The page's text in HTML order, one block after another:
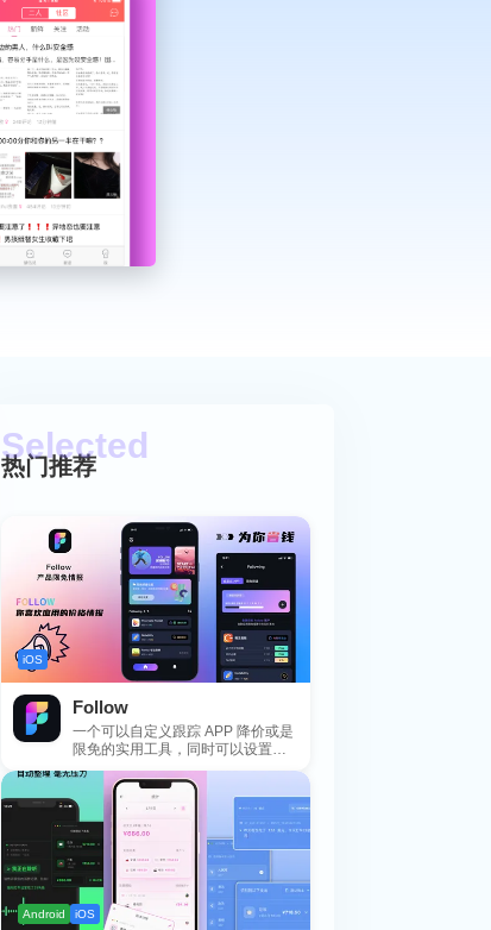
热门推荐
iOS
Follow
一个可以自定义跟踪 APP 降价或是
限免的实用工具，同时可以设置包
括 APP，游戏，热门类和精选类
Android iOS